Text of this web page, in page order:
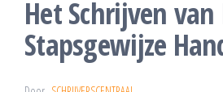
Het Schrijven van
Stapsgewijze